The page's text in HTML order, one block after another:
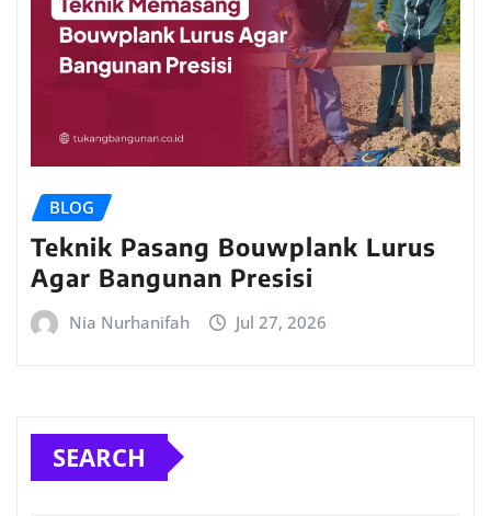
BLOG
Teknik Pasang Bouwplank Lurus
Agar Bangunan Presisi
Nia Nurhanifah Jul 27, 2026
SEARCH